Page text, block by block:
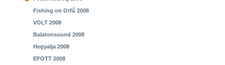
Fishing on Orfű 2008
VOLT 2008
Balatonsound 2008
Hegyalja 2008
EFOTT 2008